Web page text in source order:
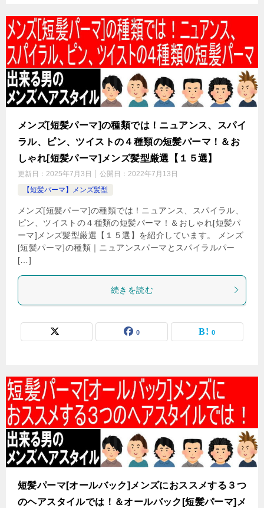
メンズ[短髪パーマ]の種類では！ニュアンス、スパイ
ラル、ピン、ツイストの４種類の短髪パーマ！＆お
しゃれ[短髪パーマ]メンズ髪型厳選【１５選】
更新日： 2025年7月3日 公開日： 2022年7月13日
【短髪パーマ】メンズ髪型
メンズ[短髪パーマ]の種類では！ニュアンス、スパイラル、
ピン、ツイストの４種類の短髪パーマ！＆おしゃれ[短髪パ
ーマ]メンズ髪型厳選【１５選】を紹介しています。 メンズ
[短髪パーマ]の種類｜ニュアンスパーマとスパイラルパー
[…]
続きを読む
0 0
短髪パーマ[オールバック]メンズにおススメする３つ
のヘアスタイルでは！＆オールバック[短髪パーマ]メ